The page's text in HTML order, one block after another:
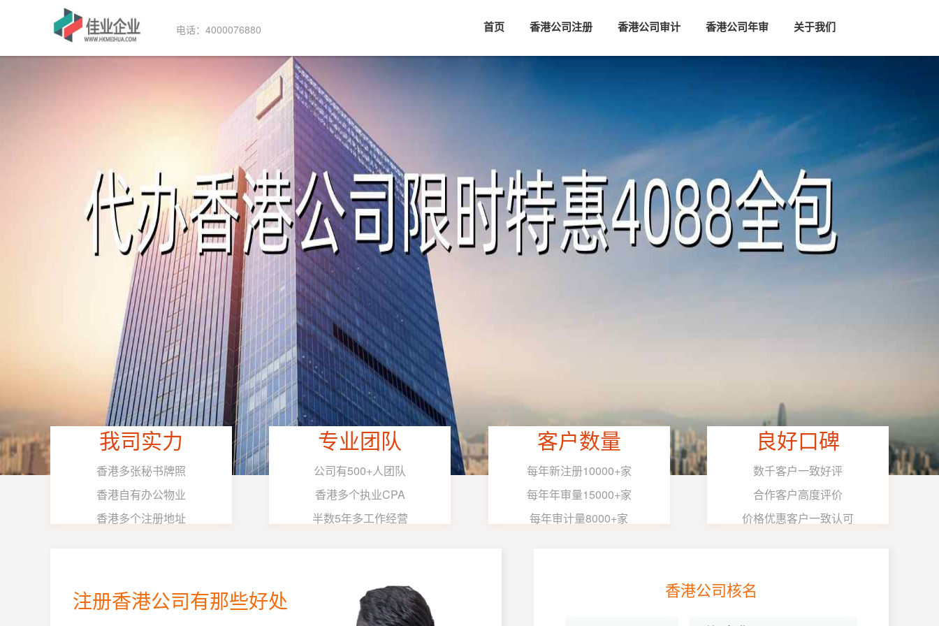
电话：4000076880 首页 香港公司注册 香港公司审计 香港公司年审 关于我们
我司实力
香港多张秘书牌照
香港自有办公物业
香港多个注册地址
专业团队
公司有500+人团队
香港多个执业CPA
半数5年多工作经营
客户数量
每年新注册10000+家
每年年审量15000+家
每年审计量8000+家
良好口碑
数千客户一致好评
合作客户高度评价
价格优惠客户一致认可
注册香港公司有那些好处 香港公司核名